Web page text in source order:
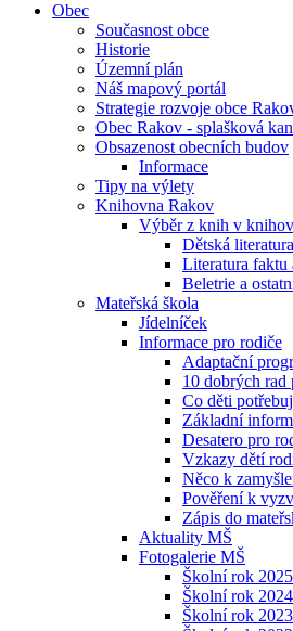
Obec
Současnost obce
Historie
Územní plán
Náš mapový portál
Strategie rozvoje obce
Obec Rakov - splašková
Obsazenost obecních budov
Informace
Tipy na výlety
Knihovna Rakov
Výběr z knih v
Dětská literatura
Literatura faktu
Beletrie a
Mateřská škola
Jídelníček
Informace pro rodiče
Adaptační
10 dobrých rad
Co děti
Základní
Desatero pro
Vzkazy dětí
Něco k
Pověření k
Zápis do
Aktuality MŠ
Fotogalerie MŠ
Školní rok
Školní rok
Školní rok